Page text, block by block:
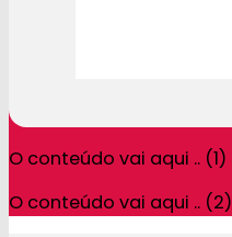
O conteúdo vai aqui .. (1)
O conteúdo vai aqui .. (2)